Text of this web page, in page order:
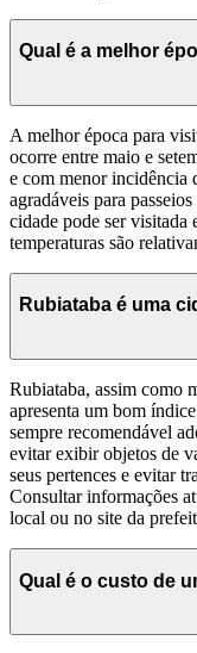
Qual é a melhor
A melhor época para
ocorre entre maio e
e com menor incidência
agradáveis para
cidade pode ser visitada
temperaturas são
Rubiataba é uma
Rubiataba, assim como
apresenta um bom
sempre recomendável
evitar exibir objetos de
seus pertences e evitar
Consultar informações
local ou no site da
Qual é o custo de